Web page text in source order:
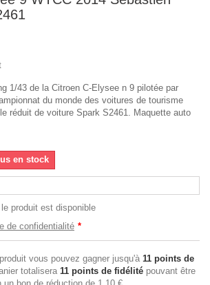
1/43 de la Citroen C-Elysee n 9 pilotée par
du monde des voitures de tourisme
réduit de voiture Spark S2461. Maquette auto
en stock
produit est disponible
de confidentialité *
vous pouvez gagner jusqu'à 11 points de
totalisera 11 points de fidélité pouvant être